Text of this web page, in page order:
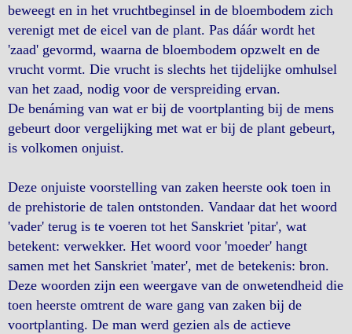
beweegt en in het vruchtbeginsel in de bloembodem zich
verenigt met de eicel van de plant. Pas dáár wordt het
'zaad' gevormd, waarna de bloembodem opzwelt en de
vrucht vormt. Die vrucht is slechts het tijdelijke omhulsel
van het zaad, nodig voor de verspreiding ervan.
De benáming van wat er bij de voortplanting bij de mens
gebeurt door vergelijking met wat er bij de plant gebeurt,
is volkomen onjuist.
Deze onjuiste voorstelling van zaken heerste ook toen in
de prehistorie de talen ontstonden. Vandaar dat het woord
'vader' terug is te voeren tot het Sanskriet 'pitar', wat
betekent: verwekker. Het woord voor 'moeder' hangt
samen met het Sanskriet 'mater', met de betekenis: bron.
Deze woorden zijn een weergave van de onwetendheid die
toen heerste omtrent de ware gang van zaken bij de
voortplanting. De man werd gezien als de actieve